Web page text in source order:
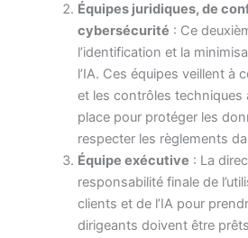
Équipes juridiques, de
cybersécurité : Ce
l’identification et la
l’IA. Ces équipes veillent à
et les contrôles techniques
place pour protéger les
respecter les règlements
Équipe exécutive : La
responsabilité finale de
clients et de l’IA pour
dirigeants doivent être